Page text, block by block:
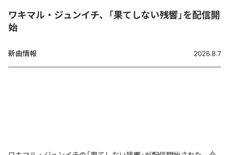
ワキマル・ジュンイチ、「果てしない残響」を配信開
始
新曲情報 2026.8.7